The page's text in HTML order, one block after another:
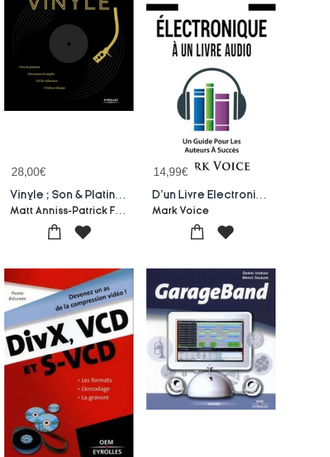
28,00€
Matt Anniss-Patrick Fuller
14,99€
Mark Voice